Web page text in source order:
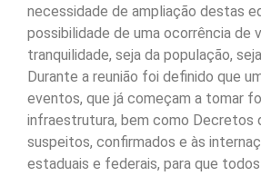
necessidade de ampliação destas
possibilidade de uma ocorrência de
tranquilidade, seja da população,
Durante a reunião foi definido que
eventos, que já começam a tomar
infraestrutura, bem como Decretos
suspeitos, confirmados e às
estaduais e federais, para que